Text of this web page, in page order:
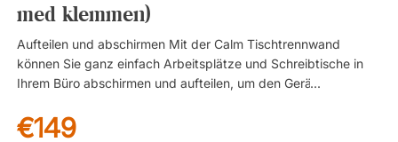
med klemmen)
Aufteilen und abschirmen Mit der Calm Tischtrennwand
können Sie ganz einfach Arbeitsplätze und Schreibtische in
Ihrem Büro abschirmen und aufteilen, um den Geräuschpegel
wird mit passenden Tischhalterungen in einem preiswerten
€149